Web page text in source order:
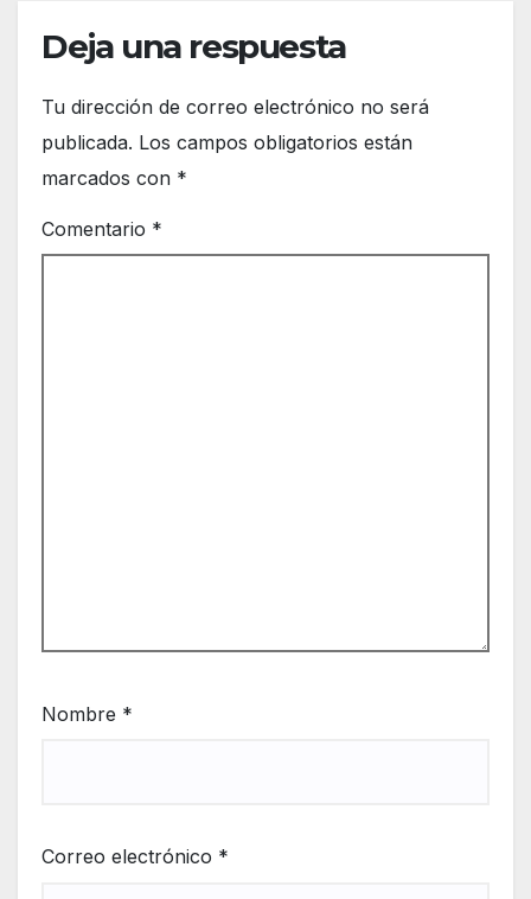
Deja una respuesta
Tu dirección de correo electrónico no será
publicada. Los campos obligatorios están
marcados con *
Comentario *
Nombre *
Correo electrónico *